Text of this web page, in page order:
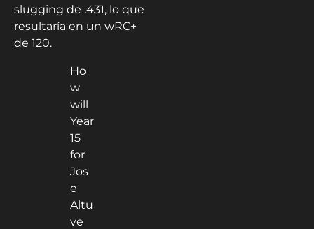
slugging de .431, lo que
resultaría en un wRC+
de 120.
Ho
w
will
Year
15
for
Jos
e
Altu
ve